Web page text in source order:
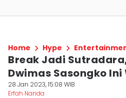
Home Hype
Break Jadi
Dwimas Sasongko
28 Jan 2023, 15:08 WIB
Erfah Nanda